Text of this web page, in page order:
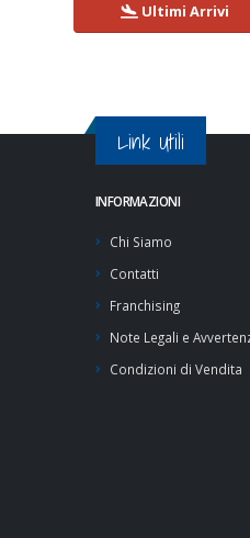
Ultimi Arrivi
Link Utili
INFORMAZIONI
Chi Siamo
Contatti
Franchising
Note Legali e
Condizioni di Vendita